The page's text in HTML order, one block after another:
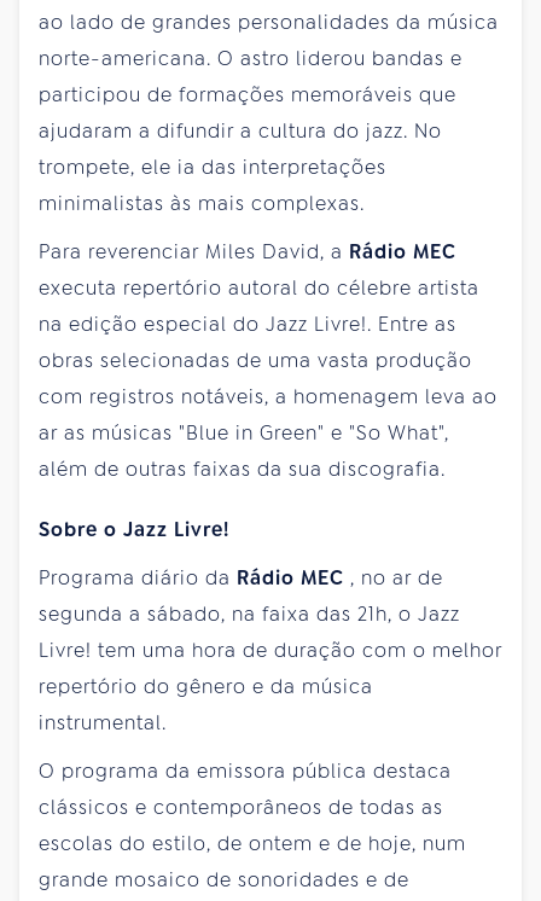
ao lado de grandes personalidades da música
norte-americana. O astro liderou bandas e
participou de formações memoráveis que
ajudaram a difundir a cultura do jazz. No
trompete, ele ia das interpretações
minimalistas às mais complexas.
Para reverenciar Miles David, a Rádio MEC
executa repertório autoral do célebre artista
na edição especial do Jazz Livre!. Entre as
obras selecionadas de uma vasta produção
com registros notáveis, a homenagem leva ao
ar as músicas "Blue in Green" e "So What",
além de outras faixas da sua discografia.
Sobre o Jazz Livre!
Programa diário da Rádio MEC , no ar de
segunda a sábado, na faixa das 21h, o Jazz
Livre! tem uma hora de duração com o melhor
repertório do gênero e da música
instrumental.
O programa da emissora pública destaca
clássicos e contemporâneos de todas as
escolas do estilo, de ontem e de hoje, num
grande mosaico de sonoridades e de